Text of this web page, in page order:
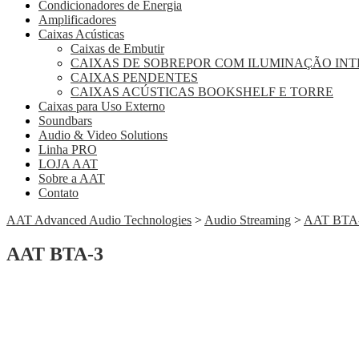
Condicionadores de Energia
Amplificadores
Caixas Acústicas
Caixas de Embutir
CAIXAS DE SOBREPOR COM ILUMINAÇÃO
CAIXAS PENDENTES
CAIXAS ACÚSTICAS BOOKSHELF E TORRE
Caixas para Uso Externo
Soundbars
Audio & Video Solutions
Linha PRO
LOJA AAT
Sobre a AAT
Contato
AAT Advanced Audio Technologies > Audio Streaming > AAT
AAT BTA-3